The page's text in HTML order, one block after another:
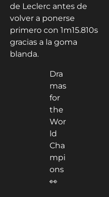
de Leclerc antes de
volver a ponerse
primero con 1m15.810s
gracias a la goma
blanda.
Dra
mas
for
the
Wor
ld
Cha
mpi
ons
👀